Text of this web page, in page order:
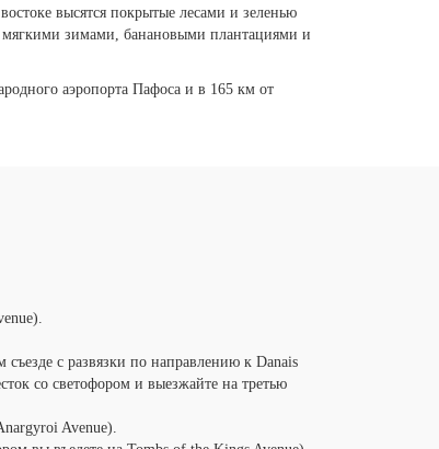
высятся покрытые лесами и зеленью
мягкими зимами, банановыми плантациями и
аэропорта Пафоса и в 165 км от
съезде с развязки по направлению к Danais
со светофором и выезжайте на третью
Avenue).